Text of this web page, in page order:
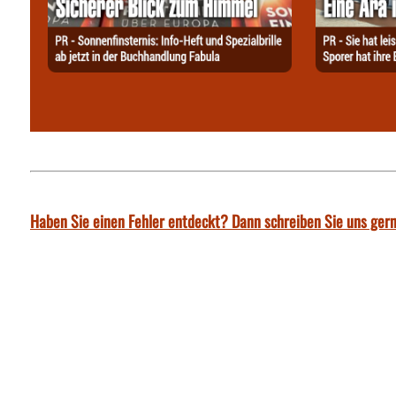
Haben Sie einen Fehler entdeckt? Dann schreiben Sie uns